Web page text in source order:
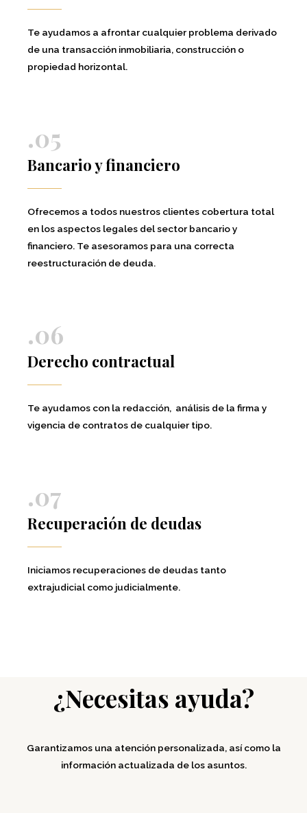
Te ayudamos a afrontar cualquier problema derivado
de una transacción inmobiliaria, construcción o
propiedad horizontal.
.05
Bancario y financiero
Ofrecemos a todos nuestros clientes cobertura total
en los aspectos legales del sector bancario y
financiero. Te asesoramos para una correcta
reestructuración de deuda.
.06
Derecho contractual
Te ayudamos con la redacción, análisis de la firma y
vigencia de contratos de cualquier tipo.
.07
Recuperación de deudas
Iniciamos recuperaciones de deudas tanto
extrajudicial como judicialmente.
¿Necesitas ayuda?
Garantizamos una atención personalizada, así como la
información actualizada de los asuntos.